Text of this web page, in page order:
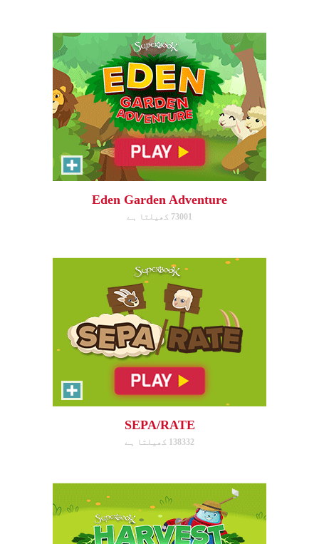
Eden Garden Adventure
73001 کھیلتا ہے
SEPA/RATE
Help Gizmo separate the sheep
and goats!
SEPA/RATE
138332 کھیلتا ہے
Harvest Rush
Help Farmer Gizmo harvest his